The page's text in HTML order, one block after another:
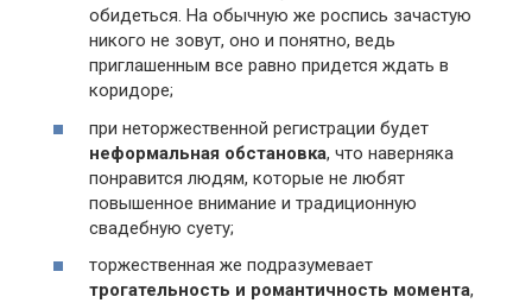
обидеться. На обычную же роспись зачастую
никого не зовут, оно и понятно, ведь
приглашенным все равно придется ждать в
коридоре;
при неторжественной регистрации будет
неформальная обстановка, что наверняка
понравится людям, которые не любят
повышенное внимание и традиционную
свадебную суету;
торжественная же подразумевает
трогательность и романтичность момента,